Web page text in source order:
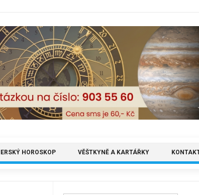
HOROSKOP VĚŠTKYNĚ A KARTÁŘKY